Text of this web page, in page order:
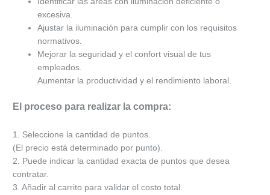
excesiva.
Ajustar la iluminación para cumplir con los requisitos
normativos.
Mejorar la seguridad y el confort visual de tus
empleados.
Aumentar la productividad y el rendimiento laboral.
El proceso para realizar la compra:
1. Seleccione la cantidad de puntos.
(El precio está determinado por punto).
2. Puede indicar la cantidad exacta de puntos que desea
contratar.
3. Añadir al carrito para validar el costo total.